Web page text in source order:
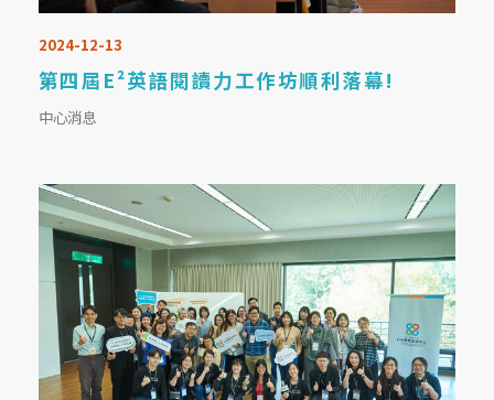
2024-12-13
第四屆E²英語閱讀力工作坊順利落幕!
中心消息